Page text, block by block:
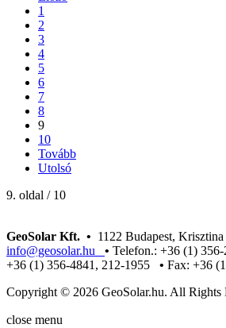
1
2
3
4
5
6
7
8
9
10
Tovább
Utolsó
9. oldal / 10
GeoSolar Kft. • 1122 Budapest,
info@geosolar.hu • Telefon.: +36 (1)
+36 (1) 356-4841, 212-1955 • Fax: +36
Copyright © 2026 GeoSolar.hu. All Rights
close menu